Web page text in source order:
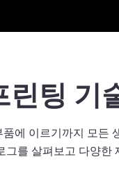
린팅 기
에 이르기까지 모
를 살펴보고 다양